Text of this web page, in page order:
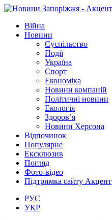
Війна
Новини
Суспільство
Події
Україна
Спорт
Економіка
Новини компаній
Політичні новини
Екологія
Здоров’я
Новини Херсона
Відпочинок
Популярне
Ексклюзив
Погляд
Фото-відео
Підтримка сайту Акцент
РУС
УКР